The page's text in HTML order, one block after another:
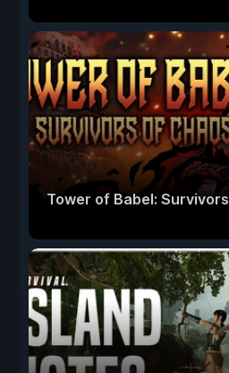
Tower of Babel: